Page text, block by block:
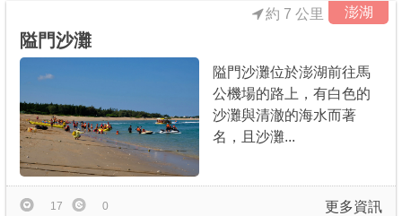
澎湖
隘門沙灘
約 7 公里
隘門沙灘位於澎湖前往馬
公機場的路上，有白色的
沙灘與清澈的海水而著
名，且沙灘...
更多資訊
17 0